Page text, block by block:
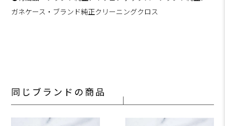
ガネケース・ブランド純正クリーニングクロス
同じブランドの商品